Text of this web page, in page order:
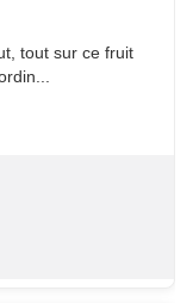
tout sur ce fruit